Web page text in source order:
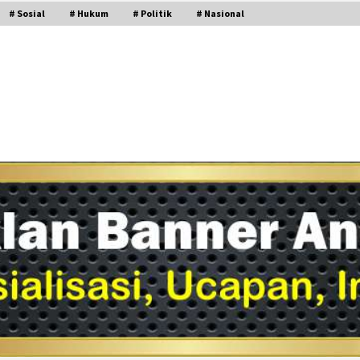
# Sosial # Hukum # Politik # Nasional